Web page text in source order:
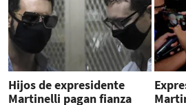
Hijos de expresidente
Martinelli pagan fianza